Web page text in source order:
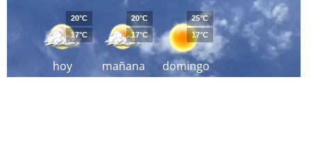
hoy
20°C
17°C
mañana
20°C
17°C
domingo
25°C
17°C